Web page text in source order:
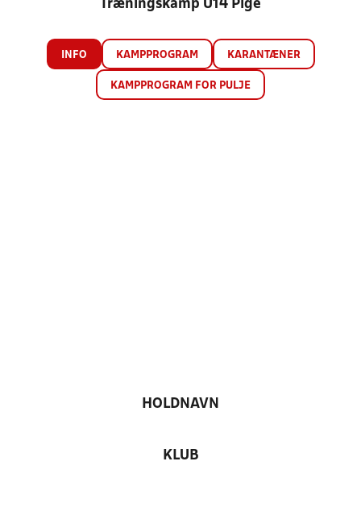
Træningskamp U14 Pige
INFO KAMPPROGRAM KARANTÆNER
KAMPPROGRAM FOR PULJE
HOLDNAVN
KLUB